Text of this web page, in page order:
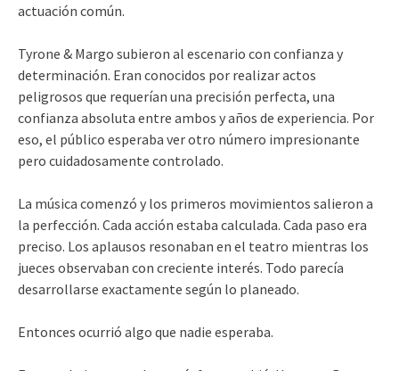
actuación común.
Tyrone & Margo subieron al escenario con confianza y
determinación. Eran conocidos por realizar actos
peligrosos que requerían una precisión perfecta, una
confianza absoluta entre ambos y años de experiencia. Por
eso, el público esperaba ver otro número impresionante
pero cuidadosamente controlado.
La música comenzó y los primeros movimientos salieron a
la perfección. Cada acción estaba calculada. Cada paso era
preciso. Los aplausos resonaban en el teatro mientras los
jueces observaban con creciente interés. Todo parecía
desarrollarse exactamente según lo planeado.
Entonces ocurrió algo que nadie esperaba.